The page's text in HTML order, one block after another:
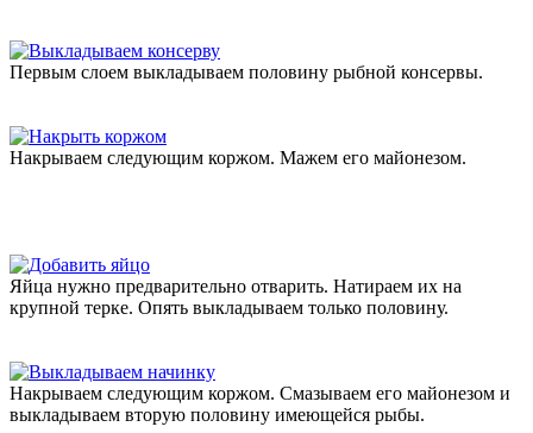
Первым слоем выкладываем половину рыбной консервы.
Накрываем следующим коржом. Мажем его майонезом.
Яйца нужно предварительно отварить. Натираем их на
крупной терке. Опять выкладываем только половину.
Накрываем следующим коржом. Смазываем его майонезом и
выкладываем вторую половину имеющейся рыбы.